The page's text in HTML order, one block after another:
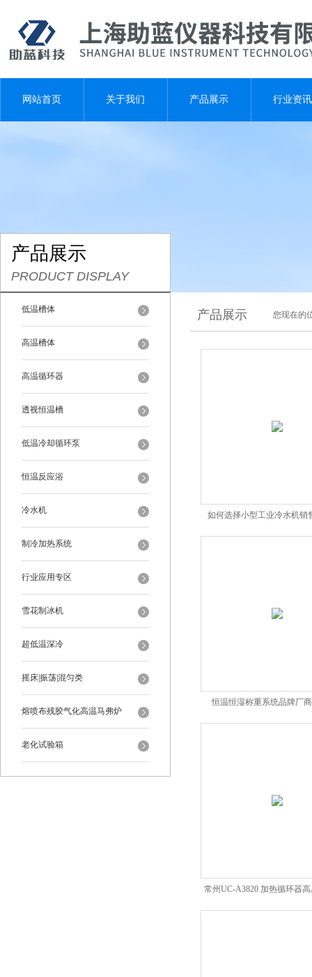
网站首页 关于我们 产品展示 行业资讯
产品展示
PRODUCT DISPLAY
低温槽体
高温槽体
高温循环器
透视恒温槽
低温冷却循环泵
恒温反应浴
冷水机
制冷加热系统
行业应用专区
雪花制冰机
超低温深冷
摇床|振荡|混匀类
熔喷布残胶气化高温马弗炉
老化试验箱
产品展示 您现在的
如何选择小型工业冷水机销
恒温恒湿称重系统品牌厂
常州UC-A3820 加热循环器
商